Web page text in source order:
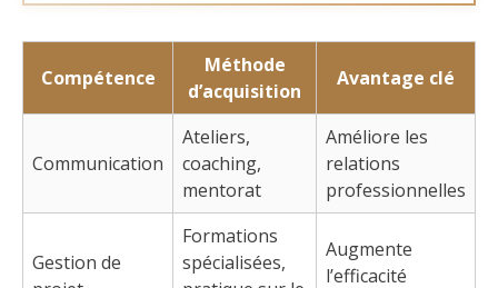
Compétence
Méthode
d’acquisition
Avantage clé
Communication
Ateliers,
coaching,
mentorat
Améliore les
relations
professionnelles
Gestion de
Formations
spécialisées,
Augmente
l’efficacité